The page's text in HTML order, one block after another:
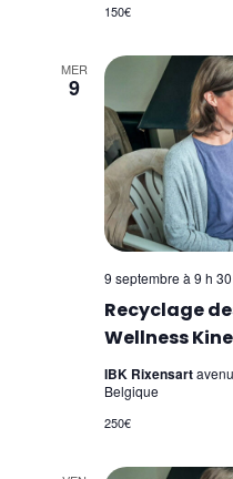
Soulager nos
Master Class –
Surmonter ses
Overcoming
Gérer sa vie
sens à sa vie")
Gestion de la
Management
Système
Exercices
150€
MER
9
Recyclage
Wellness
9 septembre à 9 h 30
IBK Rixensart
Belgique
250€